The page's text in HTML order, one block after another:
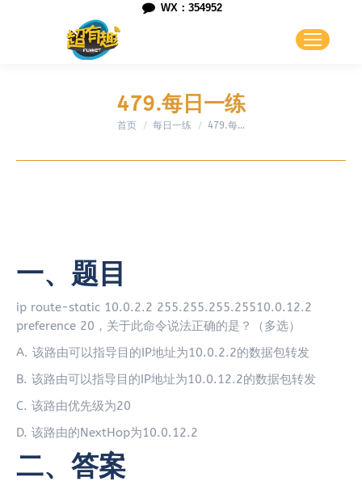
WX：354952
479.每日一练
您在这里：
首页 每日一练 479.每…
一、题目
ip route-static 10.0.2.2 255.255.255.25510.0.12.2
preference 20，关于此命令说法正确的是？（多选）
A. 该路由可以指导目的IP地址为10.0.2.2的数据包转发
B. 该路由可以指导目的IP地址为10.0.12.2的数据包转发
C. 该路由优先级为20
D. 该路由的NextHop为10.0.12.2
二、答案